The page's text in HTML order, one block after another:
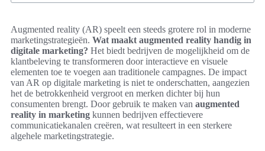
Augmented reality (AR) speelt een steeds grotere rol in moderne
marketingstrategieën. Wat maakt augmented reality handig in
digitale marketing? Het biedt bedrijven de mogelijkheid om de
klantbeleving te transformeren door interactieve en visuele
elementen toe te voegen aan traditionele campagnes. De impact
van AR op digitale marketing is niet te onderschatten, aangezien
het de betrokkenheid vergroot en merken dichter bij hun
consumenten brengt. Door gebruik te maken van augmented
reality in marketing kunnen bedrijven effectievere
communicatiekanalen creëren, wat resulteert in een sterkere
algehele marketingstrategie.